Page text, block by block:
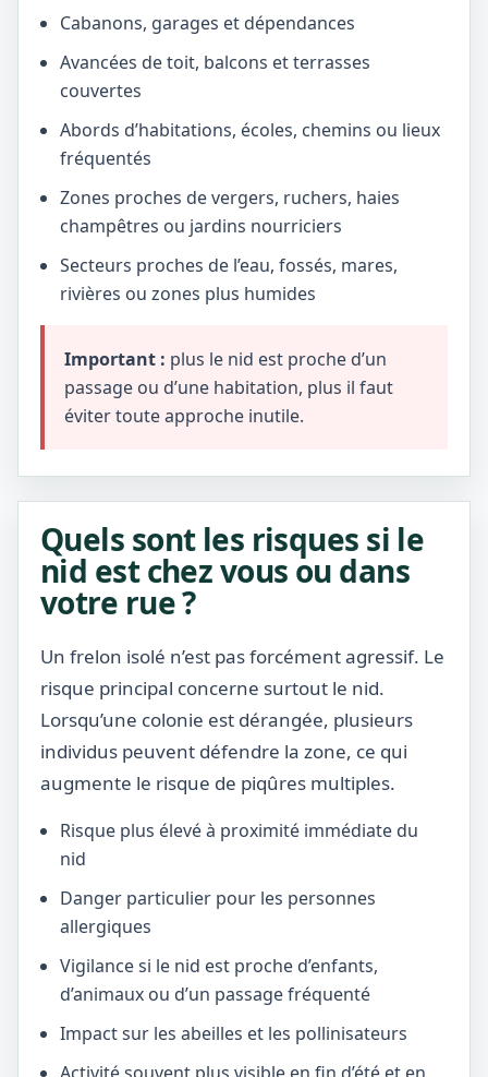
Cabanons, garages et dépendances
Avancées de toit, balcons et terrasses
couvertes
Abords d’habitations, écoles, chemins ou lieux
fréquentés
Zones proches de vergers, ruchers, haies
champêtres ou jardins nourriciers
Secteurs proches de l’eau, fossés, mares,
rivières ou zones plus humides
Important : plus le nid est proche d’un
passage ou d’une habitation, plus il faut
éviter toute approche inutile.
Quels sont les risques si le
nid est chez vous ou dans
votre rue ?
Un frelon isolé n’est pas forcément agressif. Le
risque principal concerne surtout le nid.
Lorsqu’une colonie est dérangée, plusieurs
individus peuvent défendre la zone, ce qui
augmente le risque de piqûres multiples.
Risque plus élevé à proximité immédiate du
nid
Danger particulier pour les personnes
allergiques
Vigilance si le nid est proche d’enfants,
d’animaux ou d’un passage fréquenté
Impact sur les abeilles et les pollinisateurs